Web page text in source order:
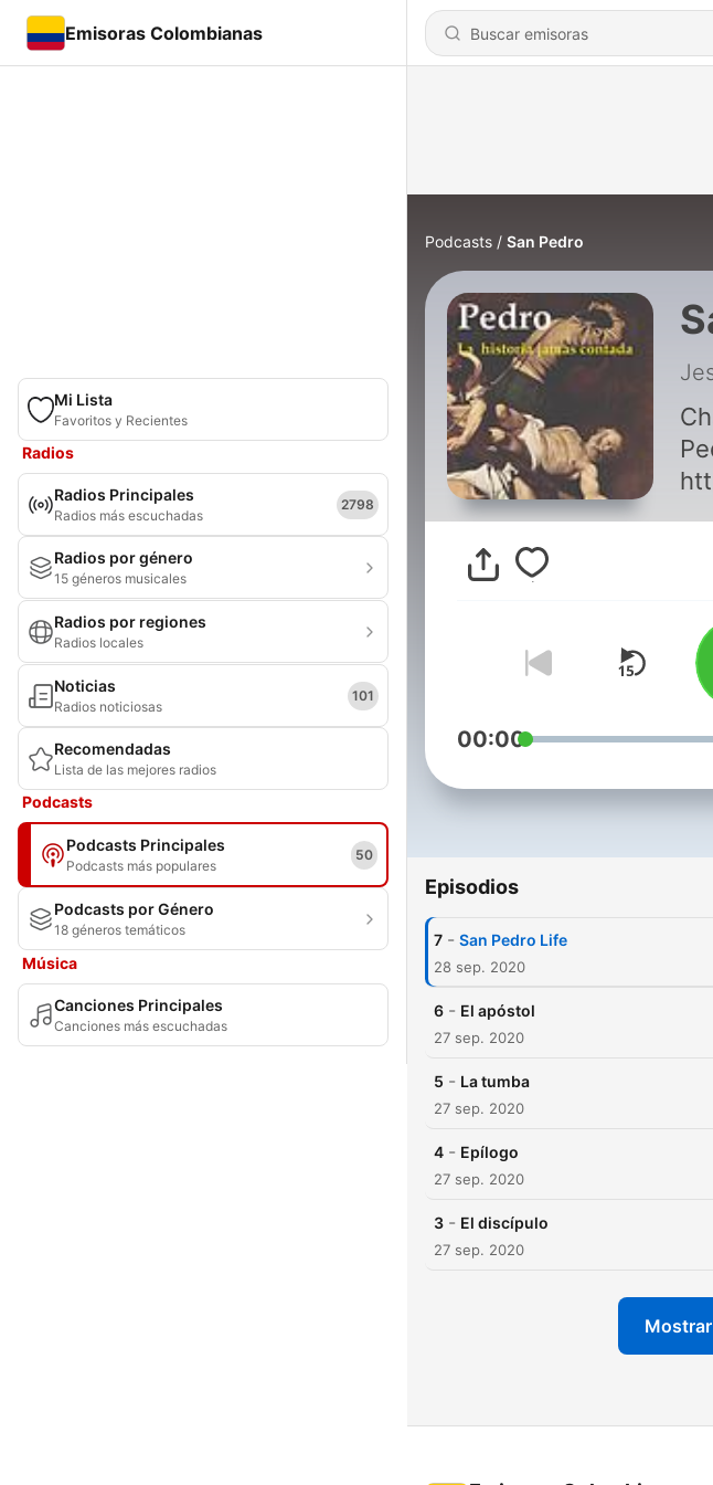
Emisoras Colombianas
Mi Lista
Favoritos y Recientes
Radios
Radios Principales
Radios más escuchadas
2798
Radios por género
15 géneros musicales
Radios por regiones
Radios locales
Noticias
Radios noticiosas
101
Recomendadas
Lista de las mejores radios
Podcasts
Podcasts Principales
Podcasts más populares
50
Podcasts por Género
18 géneros temáticos
Música
Canciones Principales
Canciones más escuchadas
Podcasts San Pedro
00:00
Episodios
7 - San Pedro Life
28 sep. 2020
6 - El apóstol
27 sep. 2020
5 - La tumba
27 sep. 2020
4 - Epílogo
27 sep. 2020
3 - El discípulo
27 sep. 2020